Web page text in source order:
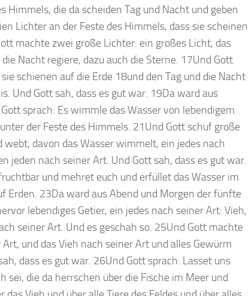
Himmels, die da scheiden Tag und Nacht und geben
Lichter an der Feste des Himmels, dass sie scheinen
machte zwei große Lichter: ein großes Licht, das
Nacht regiere, dazu auch die Sterne. 17Und Gott
schienen auf die Erde 18und den Tag und die Nacht
Und Gott sah, dass es gut war. 19Da ward aus
sprach: Es wimmle das Wasser von lebendigem
der Feste des Himmels. 21Und Gott schuf große
davon das Wasser wimmelt, ein jedes nach
jeden nach seiner Art. Und Gott sah, dass es gut war.
und mehret euch und erfüllet das Wasser im
Erden. 23Da ward aus Abend und Morgen der fünfte
lebendiges Getier, ein jedes nach seiner Art: Vieh,
seiner Art. Und es geschah so. 25Und Gott machte
und das Vieh nach seiner Art und alles Gewürm
dass es gut war. 26Und Gott sprach: Lasset uns
sei, die da herrschen über die Fische im Meer und